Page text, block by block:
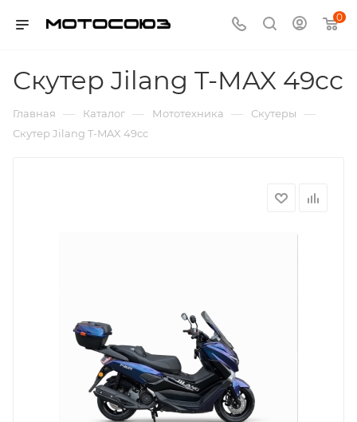
0
Скутер Jilang T-MAX 49cc
Главная — Каталог — Мототехника — Скутеры —
Скутер Jilang T-MAX 49cc